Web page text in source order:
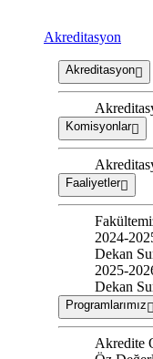
Akreditasyon
Akreditasyon
Komisyonlar
Faaliyetler
2024-
Dekan
2025-
Dekan
Programlarımız
Akredite